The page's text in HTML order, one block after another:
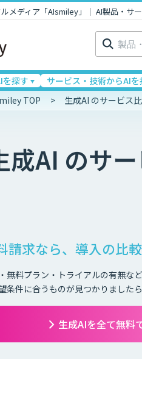
メディア「AIsmiley」｜ AI製品・サ
検
索:
を探す サービス・技術からAIを
TOP 生成AI のサービス
成AI のサ
請求なら、導入の比
無料プラン・トライアルの有無な
条件に合うものが見つかりました
生成AIを全て無料